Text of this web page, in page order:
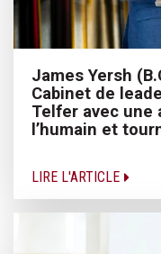
James Yersh
Cabinet de
Telfer avec une
l’humain et
LIRE L'ARTICLE